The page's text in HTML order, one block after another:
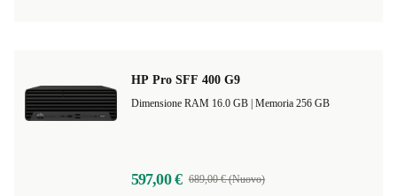
HP Pro SFF 400 G9
Memoria 256 GB
597,00 € 689,00 € (Nuovo)